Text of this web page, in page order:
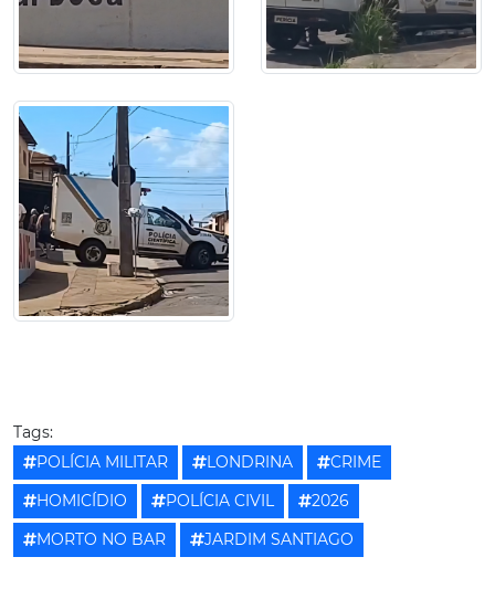
Tags:
POLÍCIA MILITAR
LONDRINA
CRIME
HOMICÍDIO
POLÍCIA CIVIL
2026
MORTO NO BAR
JARDIM SANTIAGO